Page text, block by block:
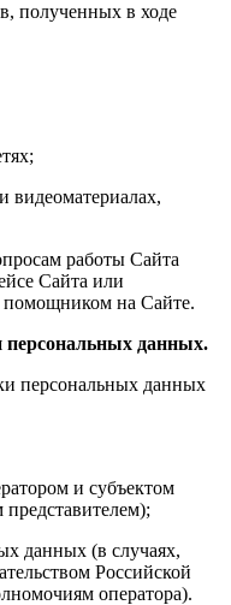
полученных в ходе
видеоматериалах,
работы Сайта
Сайта или
помощником на Сайте.
персональных данных.
персональных данных
и субъектом
данных (в случаях,
Российской
оператора).